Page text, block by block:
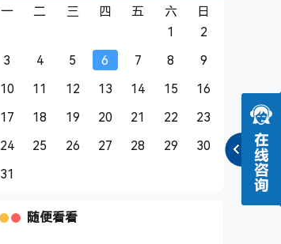
一 二 三 四 五 六
日
1
2
3
4 5 6 7 8
9
10
11 12 13 14 15
16
17
18 19 20 21 22
23
24
25 26 27 28 29
30
31
随便看看